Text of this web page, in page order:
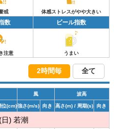
戒 体感ストレスがやや大きい
数 ビール指数
注意 うまい
2時間毎 全て
風 波高
位(cm)強さ(m/s) 向き 高さ(m)/ 周期(s) 向き
) 若潮